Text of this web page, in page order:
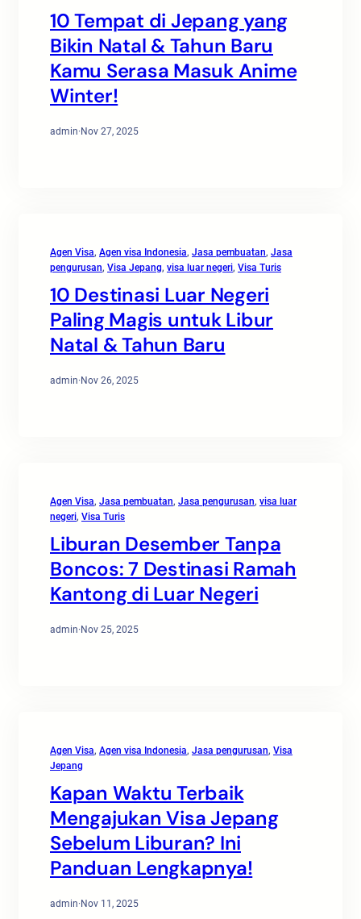
10 Tempat di Jepang yang
Bikin Natal & Tahun Baru
Kamu Serasa Masuk Anime
Winter!
admin·Nov 27, 2025
Agen Visa, Agen visa Indonesia, Jasa pembuatan, Jasa
pengurusan, Visa Jepang, visa luar negeri, Visa Turis
10 Destinasi Luar Negeri
Paling Magis untuk Libur
Natal & Tahun Baru
admin·Nov 26, 2025
Agen Visa, Jasa pembuatan, Jasa pengurusan, visa luar
negeri, Visa Turis
Liburan Desember Tanpa
Boncos: 7 Destinasi Ramah
Kantong di Luar Negeri
admin·Nov 25, 2025
Agen Visa, Agen visa Indonesia, Jasa pengurusan, Visa
Jepang
Kapan Waktu Terbaik
Mengajukan Visa Jepang
Sebelum Liburan? Ini
Panduan Lengkapnya!
admin·Nov 11, 2025